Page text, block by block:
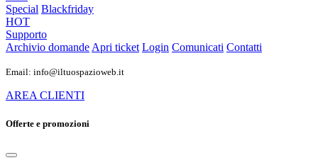
Special Blackfriday
HOT
Supporto
Archivio domandeApri ticket Login Comunicati Contatti
Email: info@iltuospazioweb.it
AREA CLIENTI
Offerte e promozioni